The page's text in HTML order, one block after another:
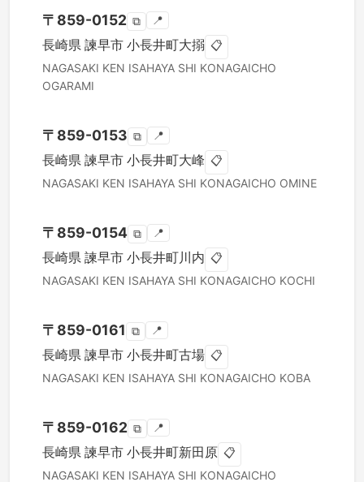
〒 859-0152 ⧉ 📍
長崎県 諫早市 小長井町大搦 📋
NAGASAKI KEN ISAHAYA SHI KONAGAICHO
OGARAMI
〒 859-0153 ⧉ 📍
長崎県 諫早市 小長井町大峰 📋
NAGASAKI KEN ISAHAYA SHI KONAGAICHO OMINE
〒 859-0154 ⧉ 📍
長崎県 諫早市 小長井町川内 📋
NAGASAKI KEN ISAHAYA SHI KONAGAICHO KOCHI
〒 859-0161 ⧉ 📍
長崎県 諫早市 小長井町古場 📋
NAGASAKI KEN ISAHAYA SHI KONAGAICHO KOBA
〒 859-0162 ⧉ 📍
長崎県 諫早市 小長井町新田原 📋
NAGASAKI KEN ISAHAYA SHI KONAGAICHO